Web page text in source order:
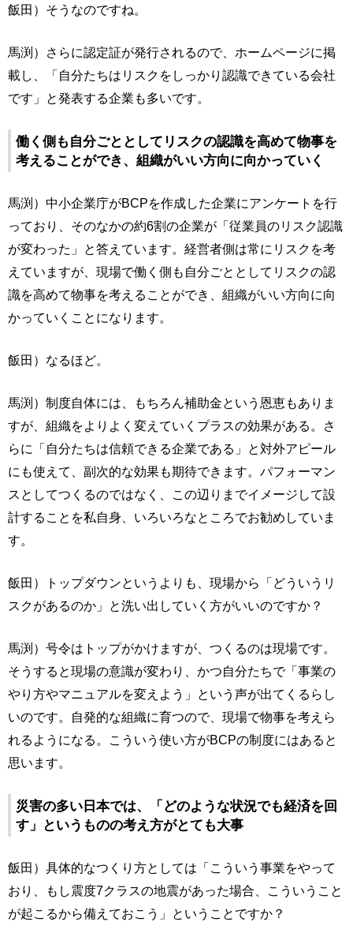
飯田）そうなのですね。
馬渕）さらに認定証が発行されるので、ホームページに掲
載し、「自分たちはリスクをしっかり認識できている会社
です」と発表する企業も多いです。
働く側も自分ごととしてリスクの認識を高めて物事を
考えることができ、組織がいい方向に向かっていく
馬渕）中小企業庁がBCPを作成した企業にアンケートを行
っており、そのなかの約6割の企業が「従業員のリスク認識
が変わった」と答えています。経営者側は常にリスクを考
えていますが、現場で働く側も自分ごととしてリスクの認
識を高めて物事を考えることができ、組織がいい方向に向
かっていくことになります。
飯田）なるほど。
馬渕）制度自体には、もちろん補助金という恩恵もありま
すが、組織をよりよく変えていくプラスの効果がある。さ
らに「自分たちは信頼できる企業である」と対外アピール
にも使えて、副次的な効果も期待できます。パフォーマン
スとしてつくるのではなく、この辺りまでイメージして設
計することを私自身、いろいろなところでお勧めしていま
す。
飯田）トップダウンというよりも、現場から「どういうリ
スクがあるのか」と洗い出していく方がいいのですか？
馬渕）号令はトップがかけますが、つくるのは現場です。
そうすると現場の意識が変わり、かつ自分たちで「事業の
やり方やマニュアルを変えよう」という声が出てくるらし
いのです。自発的な組織に育つので、現場で物事を考えら
れるようになる。こういう使い方がBCPの制度にはあると
思います。
災害の多い日本では、「どのような状況でも経済を回
す」というものの考え方がとても大事
飯田）具体的なつくり方としては「こういう事業をやって
おり、もし震度7クラスの地震があった場合、こういうこと
が起こるから備えておこう」ということですか？